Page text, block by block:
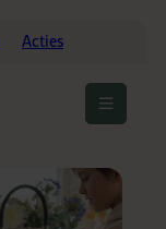
Acties
Menu
openen